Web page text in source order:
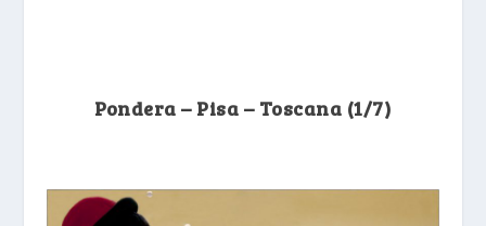
Pondera – Pisa – Toscana (1/7)